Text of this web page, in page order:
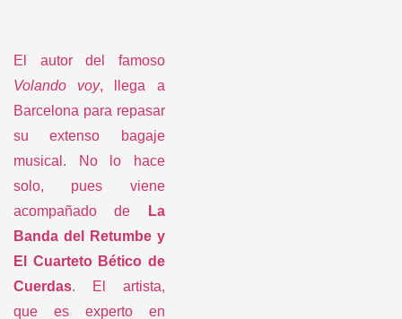
musical. No lo hace
solo, pues viene
acompañado deLa
Banda del Retumbe y
El Cuarteto Bético de
Cuerdas . El artista,
que es experto en
fusiones entre el
flamenco y el rock, no
ha dejado nunca de